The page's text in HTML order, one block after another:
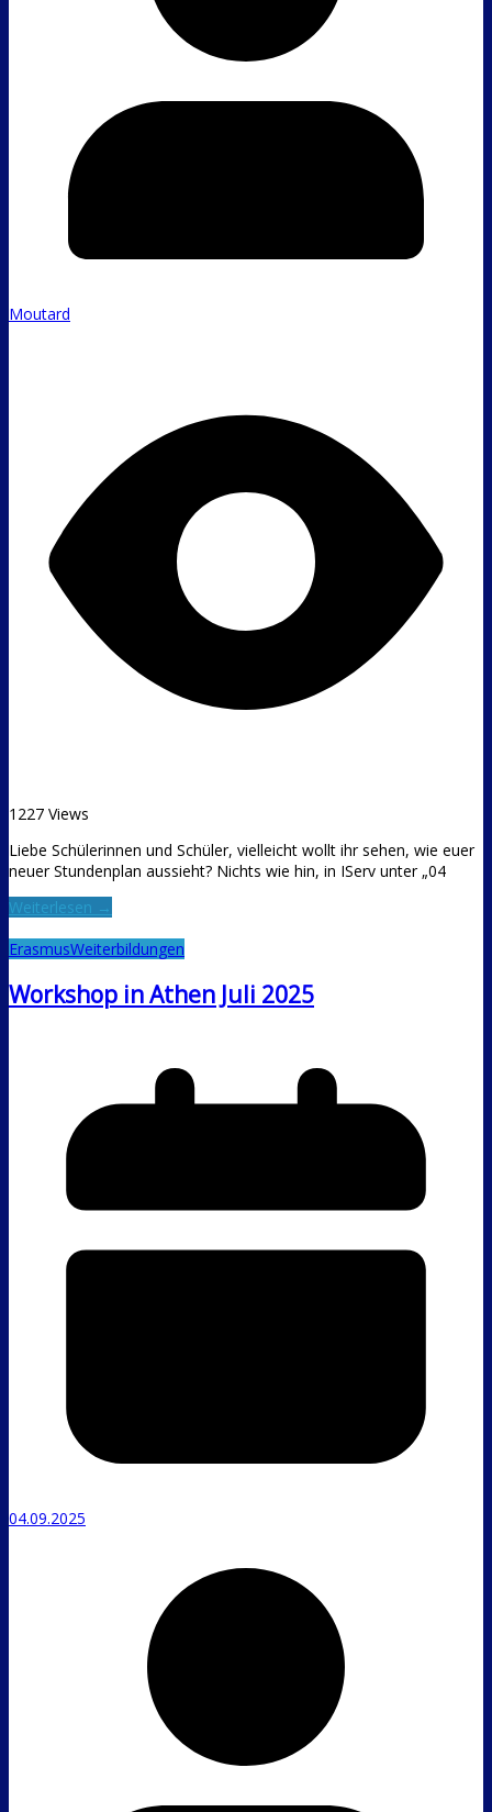
Moutard
1227 Views
Liebe Schülerinnen und Schüler, vielleicht wollt ihr sehen, wie euer
neuer Stundenplan aussieht? Nichts wie hin, in IServ unter „04
Weiterlesen →
ErasmusWeiterbildungen
Workshop in Athen Juli 2025
04.09.2025